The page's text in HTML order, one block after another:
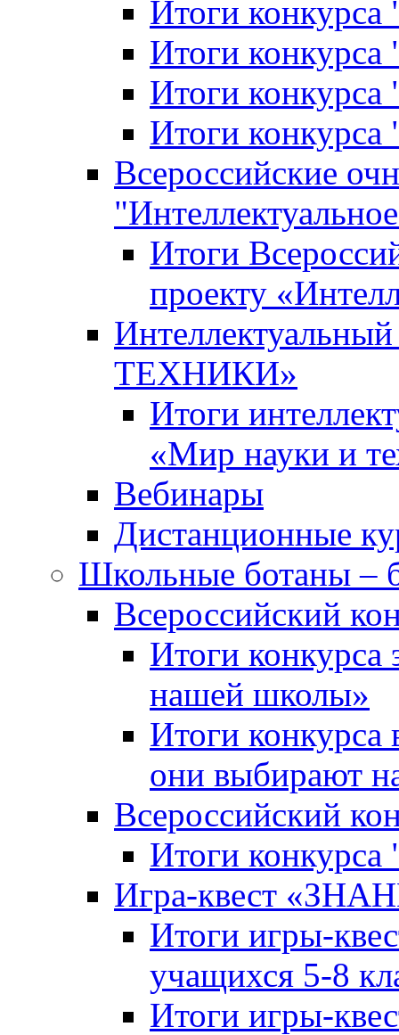
Итоги
Итоги конкурса
Итоги
Итоги
Всероссийские
Итоги
проекту
ТЕХНИКИ»
Итоги
«Мир науки и
Вебинары
Дистанционные
Школьные ботаны –
Всероссийский
Итоги
нашей школы»
Итоги конкурса
они выбирают
Всероссийский
Итоги
Игра-квест
Итоги игры-
учащихся 5-8
Итоги игры-